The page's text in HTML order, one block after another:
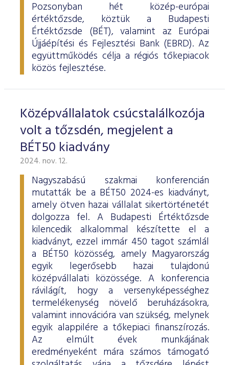
Pozsonyban hét közép-európai
értéktőzsde, köztük a Budapesti
Értéktőzsde (BÉT), valamint az Európai
Újjáépítési és Fejlesztési Bank (EBRD). Az
együttműködés célja a régiós tőkepiacok
közös fejlesztése.
Középvállalatok csúcstalálkozója
volt a tőzsdén, megjelent a
BÉT50 kiadvány
2024. nov. 12.
Nagyszabású szakmai konferencián
mutatták be a BÉT50 2024-es kiadványt,
amely ötven hazai vállalat sikertörténetét
dolgozza fel. A Budapesti Értéktőzsde
kilencedik alkalommal készítette el a
kiadványt, ezzel immár 450 tagot számlál
a BÉT50 közösség, amely Magyarország
egyik legerősebb hazai tulajdonú
középvállalati közössége. A konferencia
rávilágít, hogy a versenyképességhez
termelékenység növelő beruházásokra,
valamint innovációra van szükség, melynek
egyik alappilére a tőkepiaci finanszírozás.
Az elmúlt évek munkájának
eredményeként mára számos támogató